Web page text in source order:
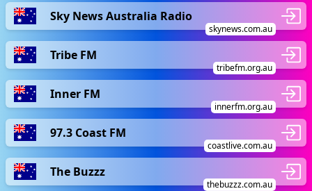
Sky News Australia Radio
skynews.com.au
Tribe FM
tribefm.org.au
Inner FM
innerfm.org.au
97.3 Coast FM
coastlive.com.au
The Buzzz
thebuzzz.com.au